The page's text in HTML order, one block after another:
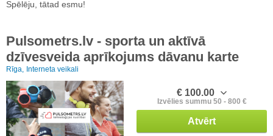
Spēlēju, tātad esmu!
Pulsometrs.lv - sporta un aktīvā
dzīvesveida aprīkojums dāvanu karte
Rīga, Interneta veikali
€ 100.00
Izvēlies summu 50 - 800 €
Atvērt